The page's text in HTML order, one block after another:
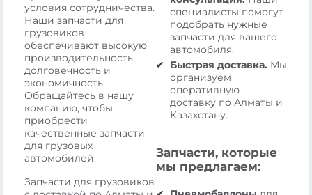
условия сотрудничества.
Наши запчасти для
грузовиков
обеспечивают высокую
производительность,
долговечность и
экономичность.
Обращайтесь в нашу
компанию, чтобы
приобрести
качественные запчасти
для грузовых
автомобилей.
Запчасти для грузовиков
специалисты помогут
подобрать нужные
запчасти для вашего
автомобиля.
Быстрая доставка. Мы
организуем
оперативную
доставку по Алматы и
Казахстану.
Запчасти, которые
мы предлагаем: